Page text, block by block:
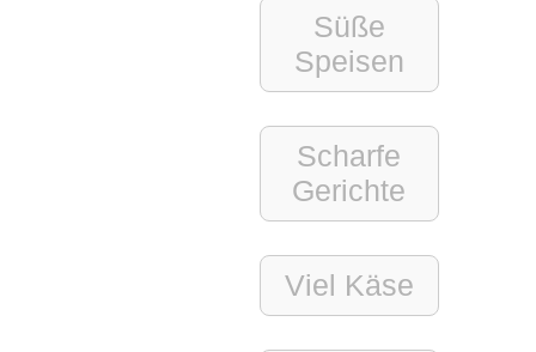
Süße
Speisen
Scharfe
Gerichte
Viel Käse